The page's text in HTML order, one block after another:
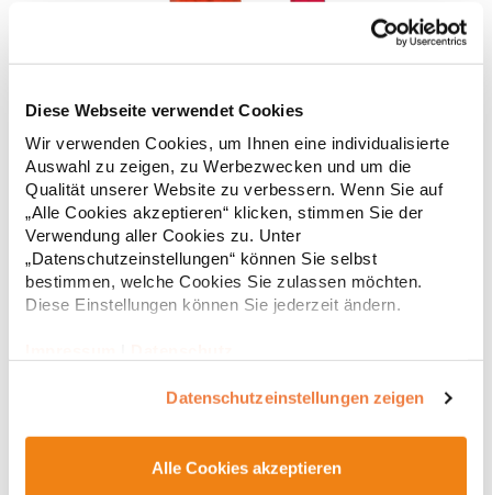
Diese Webseite verwendet Cookies
Wir verwenden Cookies, um Ihnen eine individualisierte
Auswahl zu zeigen, zu Werbezwecken und um die
Qualität unserer Website zu verbessern. Wenn Sie auf
„Alle Cookies akzeptieren“ klicken, stimmen Sie der
Verwendung aller Cookies zu. Unter
„Datenschutzeinstellungen“ können Sie selbst
bestimmen, welche Cookies Sie zulassen möchten.
Diese Einstellungen können Sie jederzeit ändern.
Datenschutzeinstellungen zeigen
Alle Cookies akzeptieren
mit Polyfilm für Formstabilität Flachstrick-Kragen und
Ärmelbündchen in Rippstrick Doppelnähte an Schultern
Verstärkte Nähte an stark beanspruchten Stellen Neutrales
Etikett im Kragen für die einfache Veredelung/Personalisierung
Verstärkte Knopfleiste mit drei Knöpfen Aufgesetzte
Brusttasche mit Knopfverschluss Verstärkte Seitenschlitze
Ersatzknopf Stehkragen Angesetzte Ärmel Weiches Piquet-
Gewebe mit COOL-DRY feuchtigkeitsabsorbierenden
Eigenschaften, Atmungsaktivität und Verzugkontrolle Weicher,
g/m²Materialzusammensetzung: 50% Polyester / 50%
R312XHersteller: Result Clothing Ltd. Narcisova 1 821 01
ab16,05 € *
* Preise inkl. gesetzlicher Mwst. + Versandkosten *